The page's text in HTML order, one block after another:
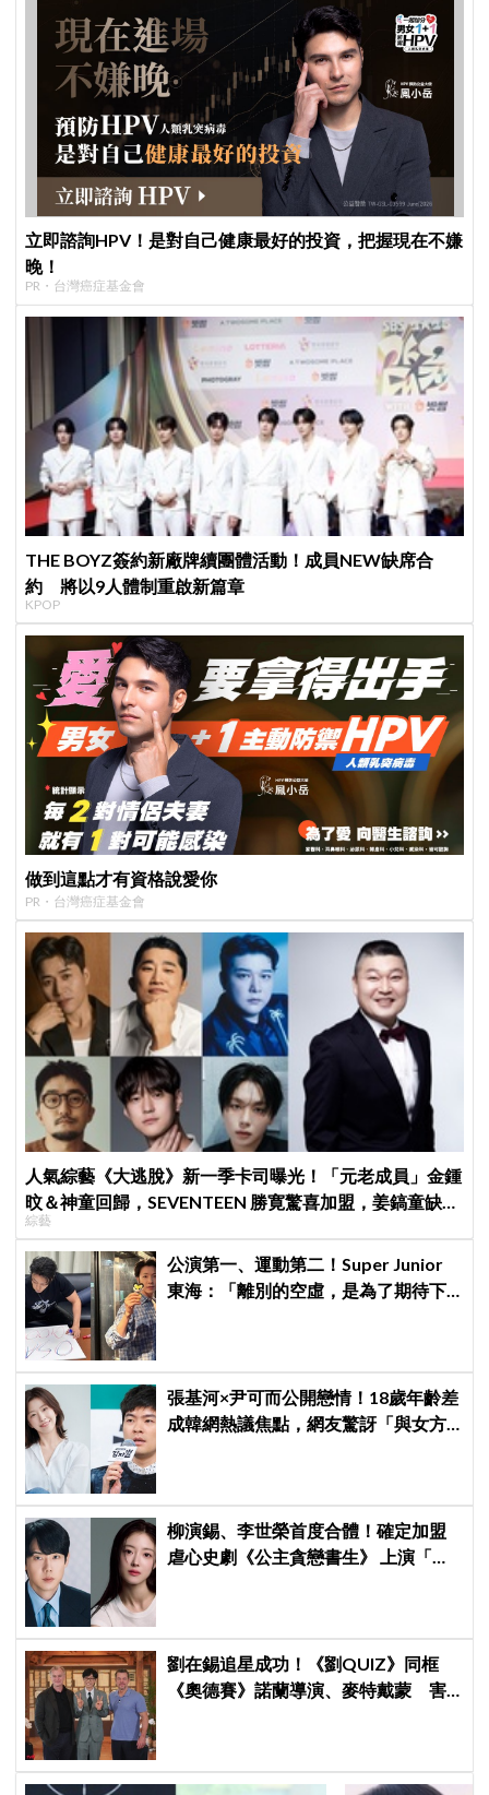
立即諮詢HPV！是對自己健康最好的投資，把握現在不嫌
晚！
PR・台灣癌症基金會
THE BOYZ簽約新廠牌續團體活動！成員NEW缺席合
約 將以9人體制重啟新篇章
KPOP
做到這點才有資格說愛你
PR・台灣癌症基金會
人氣綜藝《大逃脫》新一季卡司曝光！「元老成員」金鍾
旼＆神童回歸，SEVENTEEN 勝寛驚喜加盟，姜鎬童缺席
成最大焦點
綜藝
公演第一、運動第二！Super Junior
東海：「離別的空虛，是為了期待下
張基河×尹可而公開戀情！18歲年齡差
成韓網熱議焦點，網友驚訝「與女方
柳演錫、李世榮首度合體！確定加盟
虐心史劇《公主貪戀書生》 上演「朝
劉在錫追星成功！《劉QUIZ》同框
《奧德賽》諾蘭導演、麥特戴蒙 害